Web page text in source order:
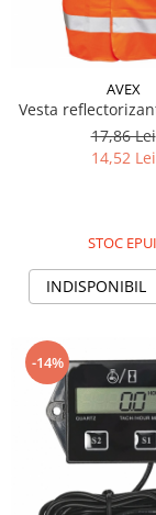
Piese Farryman
Piese Eicher
Piese Ditch Witch
Piese Buhrer
Piese Cedima
Piese Pinguely
Piese MAN
Piese Autran
Piese Kooi
Piese Kleine
Piese Kleemann
Piese Hinowa
AVEX
Vesta
17,86 Lei
14,52 Lei
STOC
INDISPONIBIL
-14%